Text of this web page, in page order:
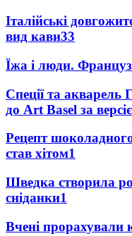
Італійські
вид кави33
Їжа і люди.
Спеції та акварель
до Art Basel за
Рецепт шоколадного
став хітом1
Шведка створила
сніданки1
Вчені прорахували